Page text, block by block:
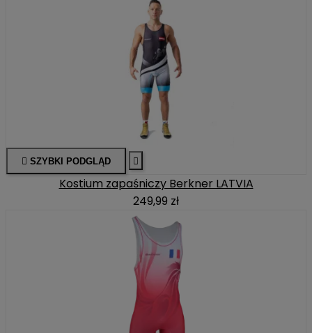
 SZYBKI PODGLĄD 
Kostium zapaśniczy Berkner LATVIA
249,99 zł